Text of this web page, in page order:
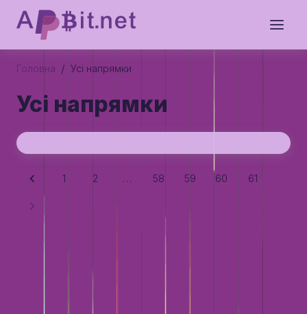
Головна / Усi напрямки
Усi напрямки
1 2 … 58 59 60 61